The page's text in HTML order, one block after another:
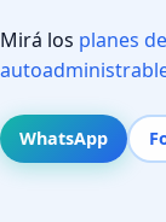
Mirá los planes
WhatsApp